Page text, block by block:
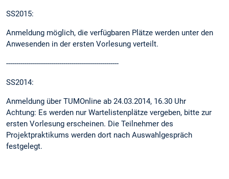
SS2015:
Anmeldung möglich, die verfügbaren Plätze werden unter den
Anwesenden in der ersten Vorlesung verteilt.
-------------------------------------------------------
SS2014:
Anmeldung über TUMOnline ab 24.03.2014, 16.30 Uhr
Achtung: Es werden nur Wartelistenplätze vergeben, bitte zur
ersten Vorlesung erscheinen. Die Teilnehmer des
Projektpraktikums werden dort nach Auswahlgespräch
festgelegt.